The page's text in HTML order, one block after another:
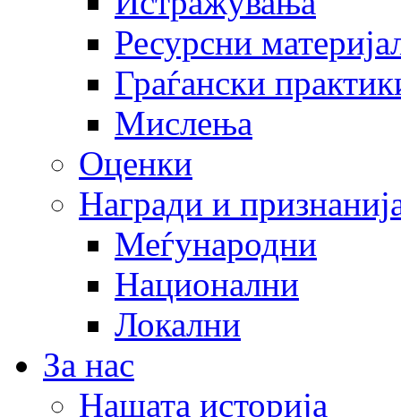
Ресурсни
Граѓански
Мислења
Оценки
Награди и
Меѓународни
Национални
Локални
За нас
Нашата историја